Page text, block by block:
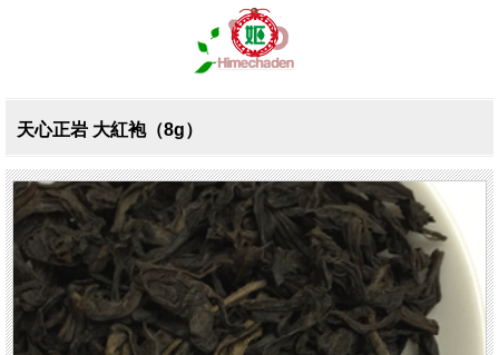
天心正岩 大紅袍（8g）